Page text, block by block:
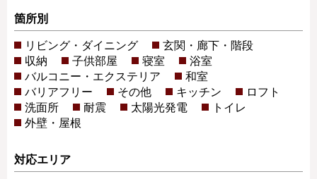
箇所別
リビング・ダイニング
玄関・廊下・階段
収納
子供部屋 寝室
浴室
バルコニー・エクステリア
和室
バリアフリー
その他 キッチン
ロフト
洗面所
耐震 太陽光発電
トイレ
外壁・屋根
対応エリア